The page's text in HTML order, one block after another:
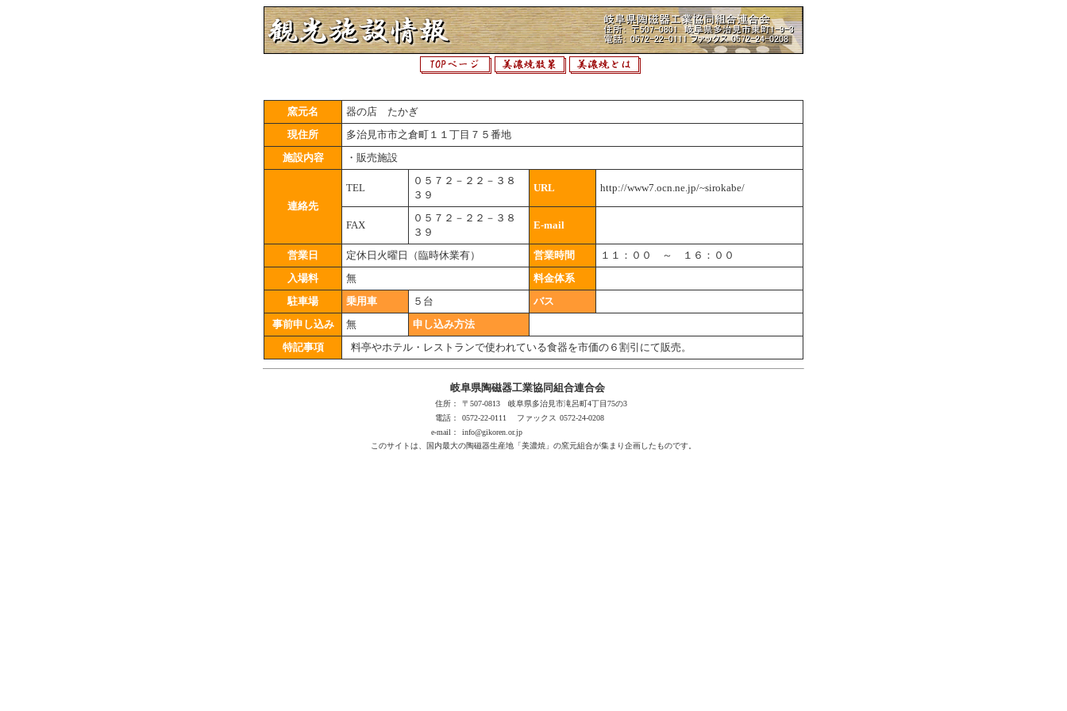
窯元名
器の店 たかぎ
現住所
多治見市市之倉町１１丁目７５番地
施設内容
・販売施設
連絡先
TEL
０５７２－２２－３８
３９
URL http://www7.ocn.ne.jp/~sirokabe/
FAX
０５７２－２２－３８
３９
E-mail
営業日 定休日火曜日（臨時休業有） 営業時間
１１：００ ～ １６：００
入場料
無
料金体系
駐車場
乗用車 ５台
バス
事前申し込み
無
申し込み方法
特記事項
料亭やホテル・レストランで使われている食器を市価の６割引にて販売。
岐阜県陶磁器工業協同組合連合会
住所：
〒507-0813 岐阜県多治見市滝呂町4丁目75の3
電話：
0572-22-0111 ファックス 0572-24-0208
e-mail：
info@gikoren.or.jp
このサイトは、国内最大の陶磁器生産地「美濃焼」の窯元組合が集まり企画したものです。